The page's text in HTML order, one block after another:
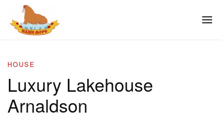
HOUSE
Luxury Lakehouse
Arnaldson